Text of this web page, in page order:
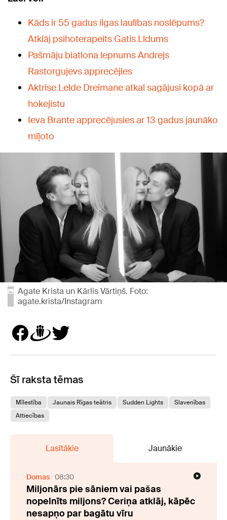
Kāds ir 55 gadus ilgas laulības noslēpums?
Atklāj psihoterapeits Gatis Līdums
Pašmāju biatlona lepnums Andrejs
Rastorgujevs apprecējies
Aktrise Lelde Dreimane atkal sagājusi kopā ar
hokejistu
Ieva Brante apprecējusies ar 13 gadus jaunāko
mīļoto
Agate Krista un Kārlis Vārtiņš. Foto:
agate.krista/Instagram
Šī raksta tēmas
Mīlestība Jaunais Rīgas teātris Sudden Lights
Slavenības
Attiecības
Lasītākie Jaunākie
Domas 08:30
Miljonārs pie sāniem vai pašas
nopelnīts miljons? Ceriņa atklāj, kāpēc
nesapņo par bagātu vīru